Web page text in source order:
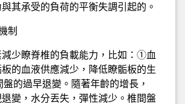
其承受的負荷的平衡失調引起的。
制
瞭脊椎的負載能力，比如：①血
的血液供應減少，降低瞭骺板的生
的過早退變。隨著年齡的增長，
變，水分丟失，彈性減少。椎間盤